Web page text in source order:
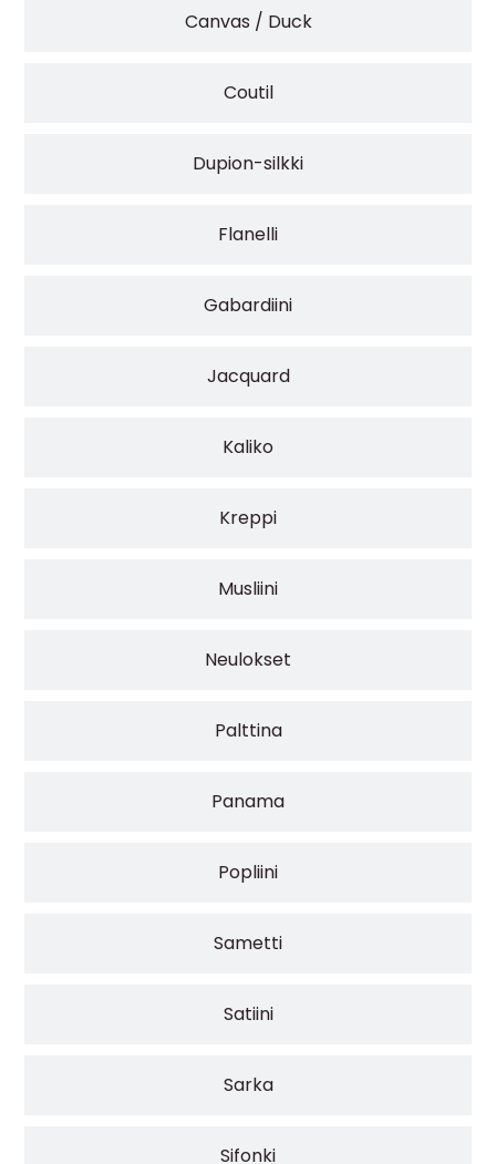
Canvas / Duck
Coutil
Dupion-silkki
Flanelli
Gabardiini
Jacquard
Kaliko
Kreppi
Musliini
Neulokset
Palttina
Panama
Popliini
Sametti
Satiini
Sarka
Sifonki